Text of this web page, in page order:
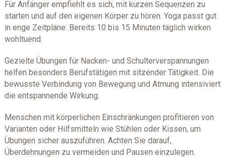
Für Anfänger empfiehlt es sich, mit kurzen Sequenzen zu
starten und auf den eigenen Körper zu hören. Yoga passt gut
in enge Zeitpläne: Bereits 10 bis 15 Minuten täglich wirken
wohltuend.
Gezielte Übungen für Nacken- und Schulterverspannungen
helfen besonders Berufstätigen mit sitzender Tätigkeit. Die
bewusste Verbindung von Bewegung und Atmung intensiviert
die entspannende Wirkung.
Menschen mit körperlichen Einschränkungen profitieren von
Varianten oder Hilfsmitteln wie Stühlen oder Kissen, um
Übungen sicher auszuführen. Achten Sie darauf,
Überdehnungen zu vermeiden und Pausen einzulegen.